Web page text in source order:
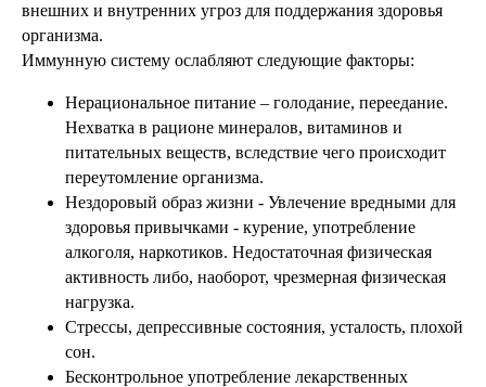
внешних и внутренних угроз для поддержания здоровья
организма.
Иммунную систему ослабляют следующие факторы:
Нерациональное питание – голодание, переедание.
Нехватка в рационе минералов, витаминов и
питательных веществ, вследствие чего происходит
переутомление организма.
Нездоровый образ жизни - Увлечение вредными для
здоровья привычками - курение, употребление
алкоголя, наркотиков. Недостаточная физическая
активность либо, наоборот, чрезмерная физическая
нагрузка.
Стрессы, депрессивные состояния, усталость, плохой
сон.
Бесконтрольное употребление лекарственных